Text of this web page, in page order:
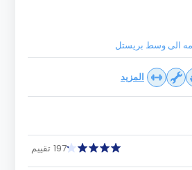
المزيد
197 تقييم